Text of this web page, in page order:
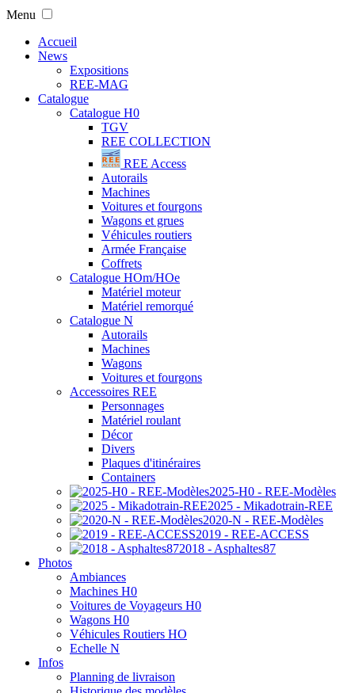
Menu
Accueil
News
Expositions
REE-MAG
Catalogue
Catalogue H0
TGV
REE COLLECTION
REE Access
Autorails
Machines
Voitures et fourgons
Wagons et grues
Véhicules routiers
Armée Française
Coffrets
Catalogue HOm/HOe
Matériel moteur
Matériel remorqué
Catalogue N
Autorails
Machines
Wagons
Voitures et fourgons
Accessoires REE
Personnages
Matériel roulant
Décor
Divers
Plaques d'itinéraires
Containers
2025-H0 - REE-Modèles
2025 - Mikadotrain-REE
2020-N - REE-Modèles
2019 - REE-ACCESS
2018 - Asphaltes87
Photos
Ambiances
Machines H0
Voitures de Voyageurs H0
Wagons H0
Véhicules Routiers HO
Echelle N
Infos
Planning de livraison